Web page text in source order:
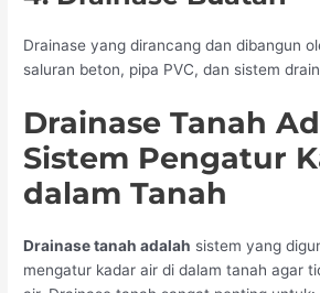
Drainase yang dirancang dan dibangun
saluran beton, pipa PVC, dan sistem
Drainase Tanah
Sistem Pengatur
dalam Tanah
Drainase tanah adalah sistem yang
mengatur kadar air di dalam tanah agar